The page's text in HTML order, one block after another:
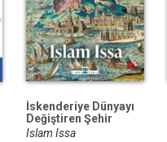
İskenderiye Dünyayı
Değiştiren Şehir
Islam Issa